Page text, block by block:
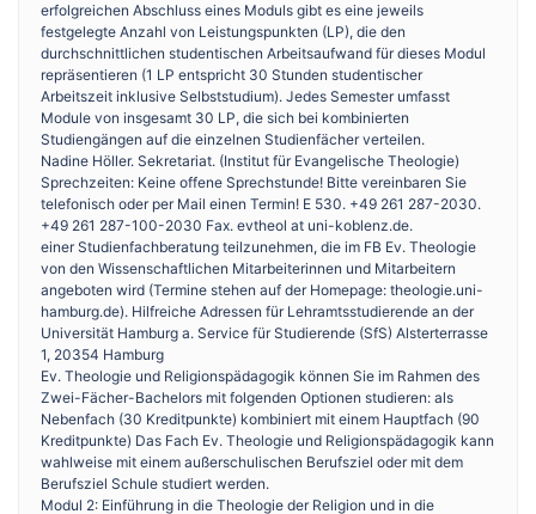
erfolgreichen Abschluss eines Moduls gibt es eine jeweils
festgelegte Anzahl von Leistungspunkten (LP), die den
durchschnittlichen studentischen Arbeitsaufwand für dieses Modul
repräsentieren (1 LP entspricht 30 Stunden studentischer
Arbeitszeit inklusive Selbststudium). Jedes Semester umfasst
Module von insgesamt 30 LP, die sich bei kombinierten
Studiengängen auf die einzelnen Studienfächer verteilen.
Nadine Höller. Sekretariat. (Institut für Evangelische Theologie)
Sprechzeiten: Keine offene Sprechstunde! Bitte vereinbaren Sie
telefonisch oder per Mail einen Termin! E 530. +49 261 287-2030.
+49 261 287-100-2030 Fax. evtheol at uni-koblenz.de.
einer Studienfachberatung teilzunehmen, die im FB Ev. Theologie
von den Wissenschaftlichen Mitarbeiterinnen und Mitarbeitern
angeboten wird (Termine stehen auf der Homepage: theologie.uni-
hamburg.de). Hilfreiche Adressen für Lehramtsstudierende an der
Universität Hamburg a. Service für Studierende (SfS) Alsterterrasse
1, 20354 Hamburg
Ev. Theologie und Religionspädagogik können Sie im Rahmen des
Zwei-Fächer-Bachelors mit folgenden Optionen studieren: als
Nebenfach (30 Kreditpunkte) kombiniert mit einem Hauptfach (90
Kreditpunkte) Das Fach Ev. Theologie und Religionspädagogik kann
wahlweise mit einem außerschulischen Berufsziel oder mit dem
Berufsziel Schule studiert werden.
Modul 2: Einführung in die Theologie der Religion und in die